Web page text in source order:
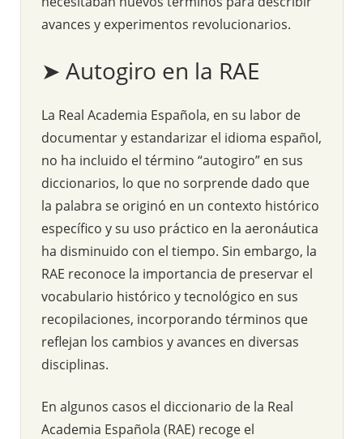
avances y experimentos revolucionarios.
➤ Autogiro en la RAE
La Real Academia Española, en su labor de
documentar y estandarizar el idioma español,
no ha incluido el término “autogiro” en sus
diccionarios, lo que no sorprende dado que
la palabra se originó en un contexto histórico
específico y su uso práctico en la aeronáutica
ha disminuido con el tiempo. Sin embargo, la
RAE reconoce la importancia de preservar el
vocabulario histórico y tecnológico en sus
recopilaciones, incorporando términos que
reflejan los cambios y avances en diversas
disciplinas.
En algunos casos el diccionario de la Real
Academia Española (RAE) recoge el